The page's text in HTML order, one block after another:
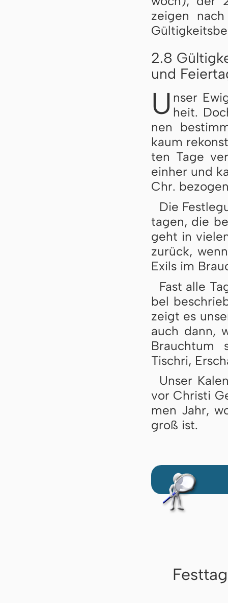
zei­gen
2.8
und
U nser
heit.
nen
kaum
ten Ta­ge
ein­her und
Chr.
Die
ta­gen, die
geht in
zu­rück,
Exils im
Fast alle
bel
zeigt es
auch dann,
Brauch­tum
Tisch­ri,
Unser
vor Chris­ti
men Jahr,
groß ist.